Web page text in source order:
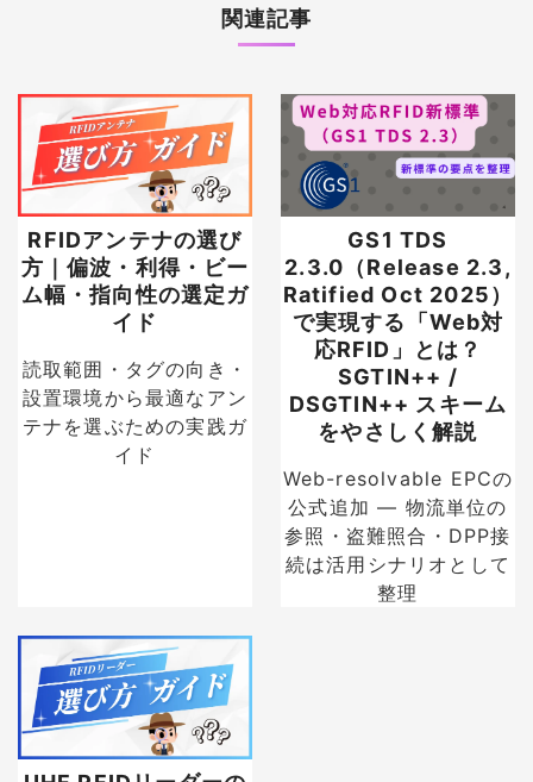
関連記事
RFIDアンテナの選び
方｜偏波・利得・ビー
ム幅・指向性の選定ガ
イド
読取範囲・タグの向き・
設置環境から最適なアン
テナを選ぶための実践ガ
イド
GS1 TDS
2.3.0（Release 2.3,
Ratified Oct 2025）
で実現する「Web対
応RFID」とは？
SGTIN++ /
DSGTIN++ スキーム
をやさしく解説
Web-resolvable EPCの
公式追加 — 物流単位の
参照・盗難照合・DPP接
続は活用シナリオとして
整理